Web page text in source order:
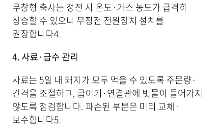
무창형 축사는 정전 시 온도·가스 농도가 급격히
상승할 수 있으니 무정전 전원장치 설치를
권장합니다4.
4. 사료·급수 관리
사료는 5일 내 돼지가 모두 먹을 수 있도록 주문량·
간격을 조절하고, 급이기·연결관에 빗물이 들어가지
않도록 점검합니다. 파손된 부분은 미리 교체·
보수합니다5.